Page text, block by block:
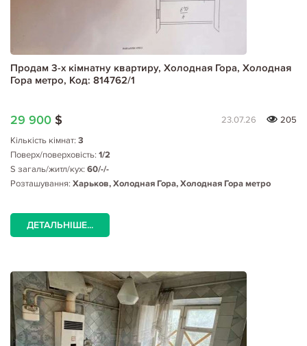
Продам 3-х кімнатну квартиру, Холодная Гора, Холодная
Гора метро, Код: 814762/1
29 900 $ 23.07.26
205
Кількість кімнат: 3
Поверх/поверховість: 1/2
S загаль/житл/кух: 60/-/-
Розташування: Харьков, Холодная Гора, Холодная Гора метро
ДЕТАЛЬНІШЕ...